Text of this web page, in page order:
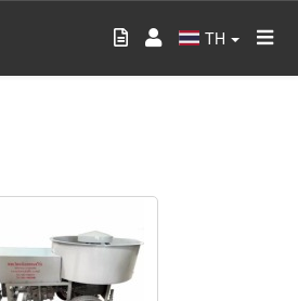
TH